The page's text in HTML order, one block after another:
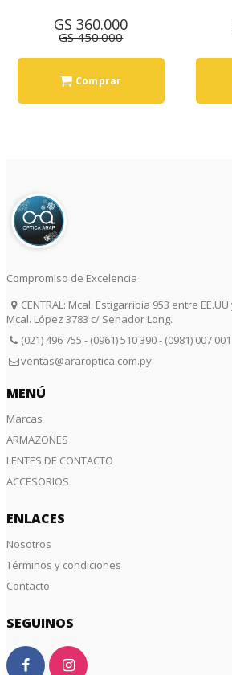
GS 360.000
GS 450.000
Comprar
Compromiso de Excelencia
CENTRAL: Mcal. Estigarribia 953 entre
Mcal. López 3783 c/ Senador Long.
(021) 496 755 - (0961) 510 390 - (0981) 007 001
ventas@araroptica.com.py
MENÚ
Marcas
ARMAZONES
LENTES DE CONTACTO
ACCESORIOS
ENLACES
Nosotros
Términos y condiciones
Contacto
SEGUINOS